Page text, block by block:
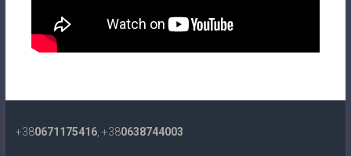
+380671175416, +380638744003